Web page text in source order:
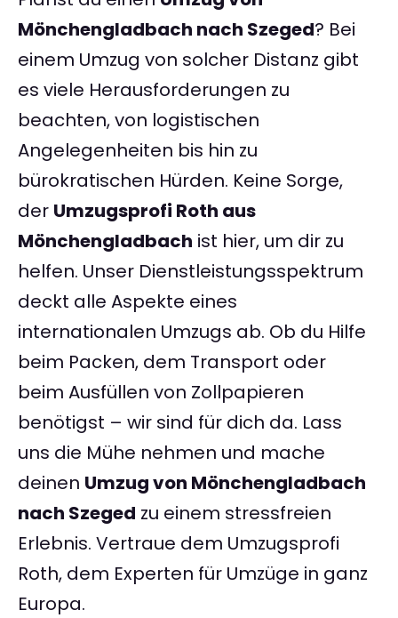
Mönchengladbach nach Szeged? Bei
einem Umzug von solcher Distanz gibt
es viele Herausforderungen zu
beachten, von logistischen
Angelegenheiten bis hin zu
bürokratischen Hürden. Keine Sorge,
der Umzugsprofi Roth aus
Mönchengladbach ist hier, um dir zu
helfen. Unser Dienstleistungsspektrum
deckt alle Aspekte eines
internationalen Umzugs ab. Ob du Hilfe
beim Packen, dem Transport oder
beim Ausfüllen von Zollpapieren
benötigst – wir sind für dich da. Lass
uns die Mühe nehmen und mache
deinen Umzug von Mönchengladbach
nach Szeged zu einem stressfreien
Erlebnis. Vertraue dem Umzugsprofi
Roth, dem Experten für Umzüge in ganz
Europa.